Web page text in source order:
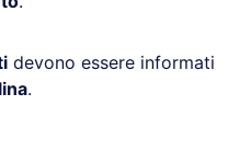
devono essere informati
.